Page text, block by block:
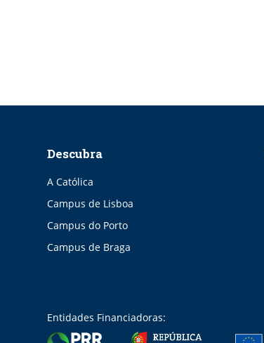
Descubra
A Católica
Campus de Lisboa
Campus do Porto
Campus de Braga
Entidades Financiadoras: